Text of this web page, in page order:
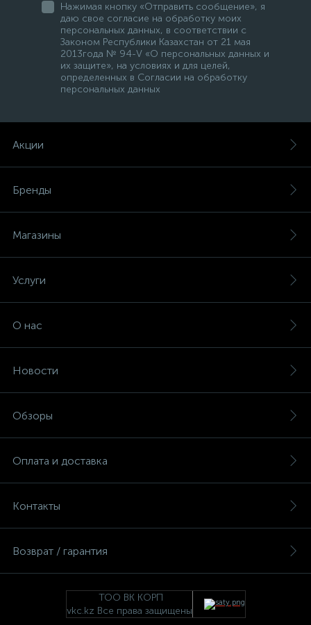
Нажимая кнопку «Отправить сообщение», я
даю свое согласие на обработку моих
персональных данных, в соответствии с
Законом Республики Казахстан от 21 мая
2013года № 94-V «О персональных данных и
их защите», на условиях и для целей,
определенных в Согласии на обработку
персональных данных
Акции
Бренды
Магазины
Услуги
О нас
Новости
Обзоры
Оплата и доставка
Контакты
Возврат / гарантия
ТОО ВК КОРП
vkc.kz Все права защищены